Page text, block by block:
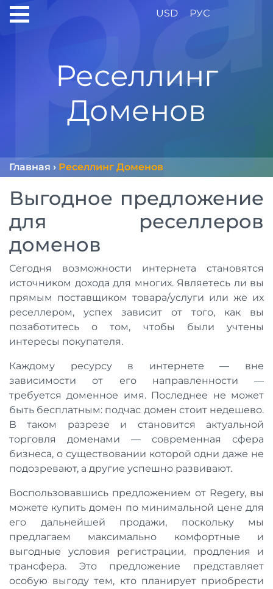
USD РУС
Реселлинг
Доменов
Главная › Реселлинг Доменов
Выгодное предложение
для реселлеров
доменов
Сегодня возможности интернета становятся
источником дохода для многих. Являетесь ли вы
прямым поставщиком товара/услуги или же их
реселлером, успех зависит от того, как вы
позаботитесь о том, чтобы были учтены
интересы покупателя.
Каждому ресурсу в интернете — вне
зависимости от его направленности —
требуется доменное имя. Последнее не может
быть бесплатным: подчас домен стоит недешево.
В таком разрезе и становится актуальной
торговля доменами — современная сфера
бизнеса, о существовании которой одни даже не
подозревают, а другие успешно развивают.
Воспользовавшись предложением от Regery, вы
можете купить домен по минимальной цене для
его дальнейшей продажи, поскольку мы
предлагаем максимально комфортные и
выгодные условия регистрации, продления и
трансфера. Это предложение представляет
особую выгоду тем, кто планирует приобрести